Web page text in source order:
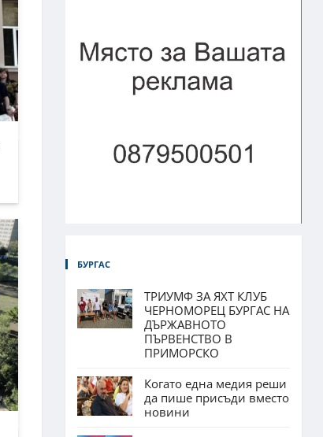
БУРГАС
ТРИУМФ ЗА ЯХТ КЛУБ
ЧЕРНОМОРЕЦ БУРГАС НА
ДЪРЖАВНОТО
ПЪРВЕНСТВО В
ПРИМОРСКО
Когато една медия реши
да пише присъди вместо
новини